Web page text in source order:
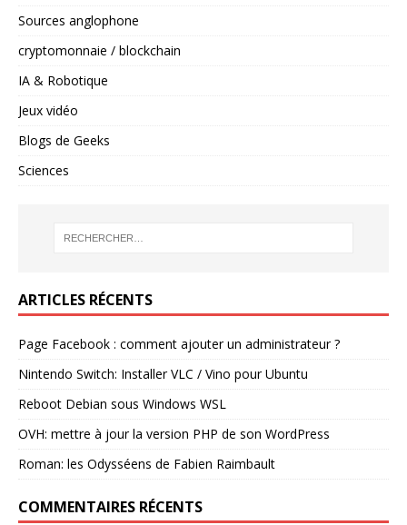
Sources anglophone
cryptomonnaie / blockchain
IA & Robotique
Jeux vidéo
Blogs de Geeks
Sciences
ARTICLES RÉCENTS
Page Facebook : comment ajouter un administrateur ?
Nintendo Switch: Installer VLC / Vino pour Ubuntu
Reboot Debian sous Windows WSL
OVH: mettre à jour la version PHP de son WordPress
Roman: les Odysséens de Fabien Raimbault
COMMENTAIRES RÉCENTS